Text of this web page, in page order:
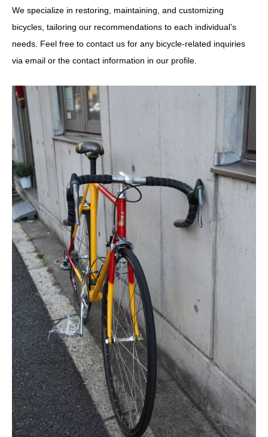
We specialize in restoring, maintaining, and customizing
bicycles, tailoring our recommendations to each individual’s
needs. Feel free to contact us for any bicycle-related inquiries
via email or the contact information in our profile.